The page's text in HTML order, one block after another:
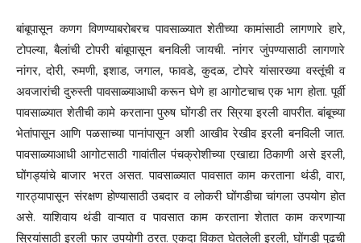
बांबूपासून कणग विणण्याबरोबरच पावसाळ्यात शेतीच्या कामांसाठी लागणारे हारे,
टोपल्या, बैलांची टोपरी बांबूपासून बनविली जायची. नांगर जुंपण्यासाठी लागणारे
नांगर, दोरी, रुमणी, इशाड, जगाल, फावडे, कुदळ, टोपरे यांसारख्या वस्तूंची व
अवजारांची दुरुस्ती पावसाळ्याआधी करून घेणे हा आगोटचाच एक भाग होता. पूर्वी
पावसाळ्यात शेतीची कामे करताना पुरुष घोंगडी तर स्रिया इरली वापरीत. बांबूच्या
भेतांपासून आणि पळसाच्या पानांपासून अशी आखीव रेखीव इरली बनविली जात.
पावसाळ्याआधी आगोटसाठी गावांतील पंचक्रोशीच्या एखाद्या ठिकाणी असे इरली,
घोंगड्यांचे बाजार भरत असत. पावसाळ्यात पावसात काम करताना थंडी, वारा,
गारठ्यापासून संरक्षण होण्यासाठी उबदार व लोकरी घोंगडीचा चांगला उपयोग होत
असे. याशिवाय थंडी वाऱ्यात व पावसात काम करताना शेतात काम करणाऱ्या
स्रियांसाठी इरली फार उपयोगी ठरत. एकदा विकत घेतलेली इरली, घोंगडी पुढची